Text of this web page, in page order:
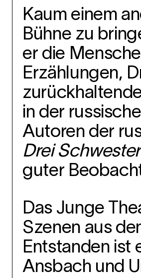
Kaum einem
Bühne zu
er die
Erzählungen,
in der
Autoren der
Drei
guter
Das Junge
Szenen aus
Entstanden ist
Ansbach und